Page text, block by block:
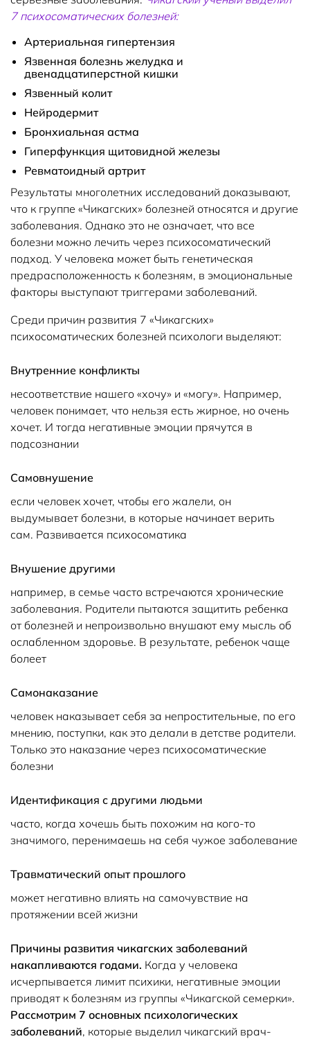
7 психосоматических болезней:
Артериальная гипертензия
Язвенная болезнь желудка и
двенадцатиперстной кишки
Язвенный колит
Нейродермит
Бронхиальная астма
Гиперфункция щитовидной железы
Ревматоидный артрит
Результаты многолетних исследований доказывают,
что к группе «Чикагских» болезней относятся и другие
заболевания. Однако это не означает, что все
болезни можно лечить через психосоматический
подход. У человека может быть генетическая
предрасположенность к болезням, в эмоциональные
факторы выступают триггерами заболеваний.
Среди причин развития 7 «Чикагских»
психосоматических болезней психологи выделяют:
Внутренние конфликты
несоответствие нашего «хочу» и «могу». Например,
человек понимает, что нельзя есть жирное, но очень
хочет. И тогда негативные эмоции прячутся в
подсознании
Самовнушение
если человек хочет, чтобы его жалели, он
выдумывает болезни, в которые начинает верить
сам. Развивается психосоматика
Внушение другими
например, в семье часто встречаются хронические
заболевания. Родители пытаются защитить ребенка
от болезней и непроизвольно внушают ему мысль об
ослабленном здоровье. В результате, ребенок чаще
болеет
Самонаказание
человек наказывает себя за непростительные, по его
мнению, поступки, как это делали в детстве родители.
Только это наказание через психосоматические
болезни
Идентификация с другими людьми
часто, когда хочешь быть похожим на кого-то
значимого, перенимаешь на себя чужое заболевание
Травматический опыт прошлого
может негативно влиять на самочувствие на
протяжении всей жизни
Причины развития чикагских заболеваний
накапливаются годами. Когда у человека
исчерпывается лимит психики, негативные эмоции
приводят к болезням из группы «Чикагской семерки».
Рассмотрим 7 основных психологических
заболеваний, которые выделил чикагский врач-